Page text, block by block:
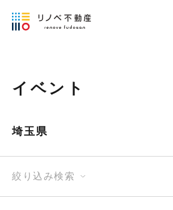
イベント
埼玉県
絞り込み検索